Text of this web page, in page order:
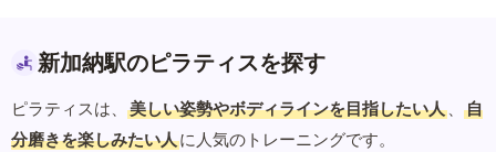
新加納駅のピラティスを探す
ピラティスは、 美しい姿勢やボディラインを目指したい人 、
自
分磨きを楽しみたい人に人気のトレーニングです。